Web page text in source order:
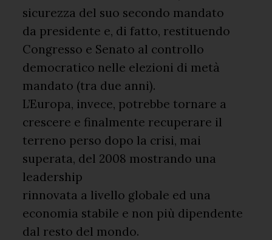
sicurezza del suo secondo mandato
da presidente e, di fatto, restituendo
Congresso e Senato al controllo
democratico nelle elezioni di metà
mandato (tra due anni).
L’Europa, invece, potrebbe tornare a
crescere e finalmente recuperare il
terreno perso dopo la crisi, mai
superata, del 2008 mostrando una
leadership
rinnovata a livello globale ed una
economia stabile e non più dipendente
dal resto del mondo.